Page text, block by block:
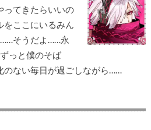
ってきたらいいの
ここにいるみん
……そうだよ……永
っと僕のそば
のない毎日が過ごしながら……